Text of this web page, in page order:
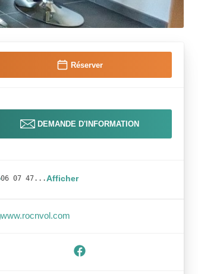
Réserver
DEMANDE D'INFORMATION
06 07 47...Afficher
www.rocnvol.com